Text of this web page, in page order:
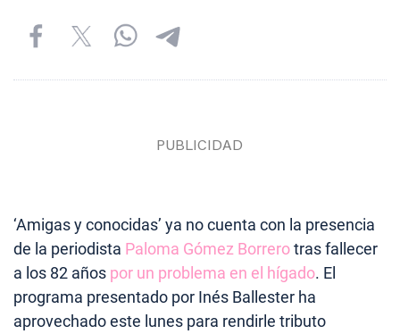
‘Amigas y conocidas’ ya no cuenta con la presencia
de la periodista Paloma Gómez Borrerotras fallecer
a los 82 años por un problema en el hígado. El
programa presentado por Inés Ballester ha
aprovechado este lunes para rendirle tributo